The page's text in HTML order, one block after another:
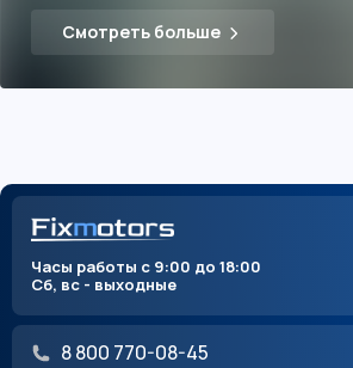
Смотреть больше
Часы работы с 9:00 до 18:00
Сб, вс - выходные
8 800 770-08-45